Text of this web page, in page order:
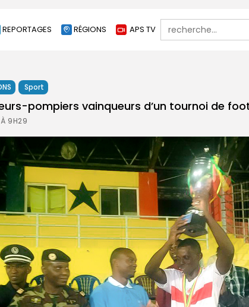
REPORTAGES RÉGIONS APS TV
Search
for:
Sport
pompiers vainqueurs d’un tournoi de
9H29